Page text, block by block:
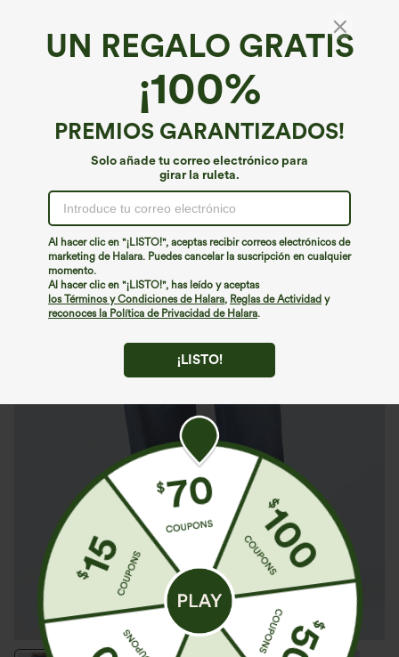
UN REGALO GRATIS
¡100%
PREMIOS GARANTIZADOS!
Solo añade tu correo electrónico para
girar la ruleta.
Al hacer clic en "¡LISTO!", aceptas recibir correos electrónicos de
marketing de Halara. Puedes cancelar la suscripción en cualquier
momento.
Al hacer clic en "¡LISTO!", has leído y aceptas
los Términos y Condiciones de Halara, Reglas de Actividad y
reconoces la Política de Privacidad de Halara.
¡LISTO!
Tejido vaquero Halara Flex™*
Halara Flex™ vaqueros relajados de tiro
medio con bolsillos, lavados, holgados y de
22 )
€66,95 EUR